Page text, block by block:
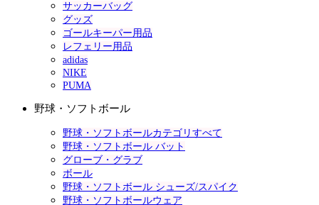
サッカーバッグ
グッズ
ゴールキーパー用品
レフェリー用品
adidas
NIKE
PUMA
野球・ソフトボール
野球・ソフトボールカテゴリすべて
野球・ソフトボール バット
グローブ・グラブ
ボール
野球・ソフトボール シューズ/スパイク
野球・ソフトボールウェア